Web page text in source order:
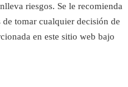
riesgos. Se le recomienda
tomar cualquier decisión de
en este sitio web bajo